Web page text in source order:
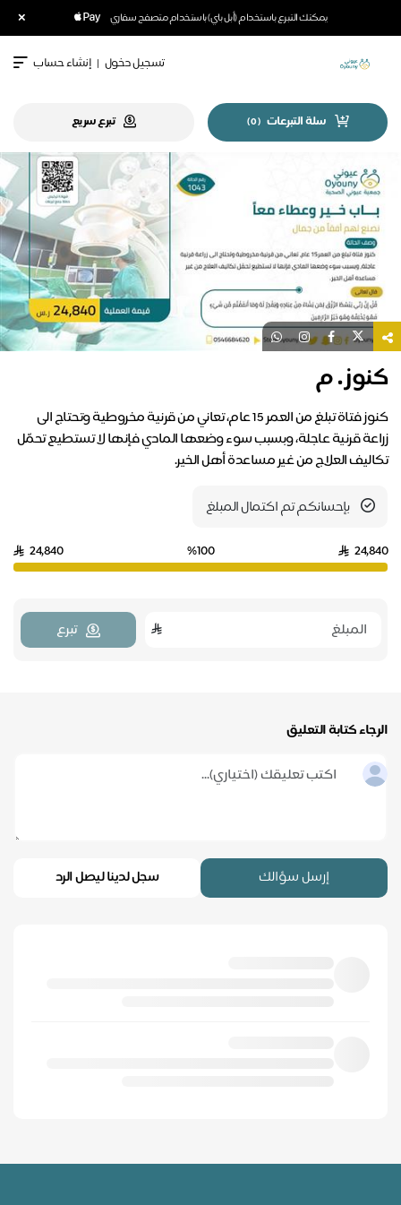
يمكنك التبرع باستخدام (أبل باي) باستخدام متصفح سفاري ×
تسجيل دخول | إنشاء حساب
سلة التبرعات (
0
) تبرع سريع
كنوز . م
كنوز فتاة تبلغ من العمر 15 عام، تعاني من قرنية مخروطية وتحتاج الى
زراعة قرنية عاجلة، وبسبب سوء وضعها المادي فإنها لا تستطيع تحمّل
تكاليف العلاج من غير مساعدة أهل الخير.
بإحسانكم تم اكتمال المبلغ
24,840
%100
24,840
تبرع
الرجاء كتابة التعليق
إرسل سؤالك سجل لدينا ليصل الرد